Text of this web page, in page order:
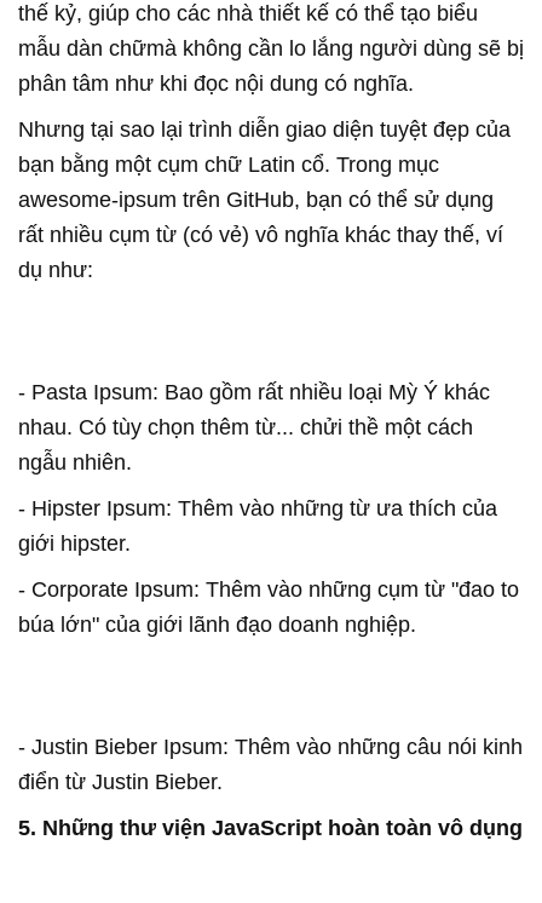
thế kỷ, giúp cho các nhà thiết kế có thể tạo biểu
mẫu dàn chữmà không cần lo lắng người dùng sẽ bị
phân tâm như khi đọc nội dung có nghĩa.
Nhưng tại sao lại trình diễn giao diện tuyệt đẹp của
bạn bằng một cụm chữ Latin cổ. Trong mục
awesome-ipsum trên GitHub, bạn có thể sử dụng
rất nhiều cụm từ (có vẻ) vô nghĩa khác thay thế, ví
dụ như:
- Pasta Ipsum: Bao gồm rất nhiều loại Mỳ Ý khác
nhau. Có tùy chọn thêm từ... chửi thề một cách
ngẫu nhiên.
- Hipster Ipsum: Thêm vào những từ ưa thích của
giới hipster.
- Corporate Ipsum: Thêm vào những cụm từ "đao to
búa lớn" của giới lãnh đạo doanh nghiệp.
- Justin Bieber Ipsum: Thêm vào những câu nói kinh
điển từ Justin Bieber.
5. Những thư viện JavaScript hoàn toàn vô dụng